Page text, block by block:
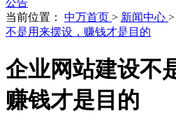
当前位置： 中万首页 > 新闻中心 >
不是用来摆设，赚钱才是目的
企业网站建设不
赚钱才是目的